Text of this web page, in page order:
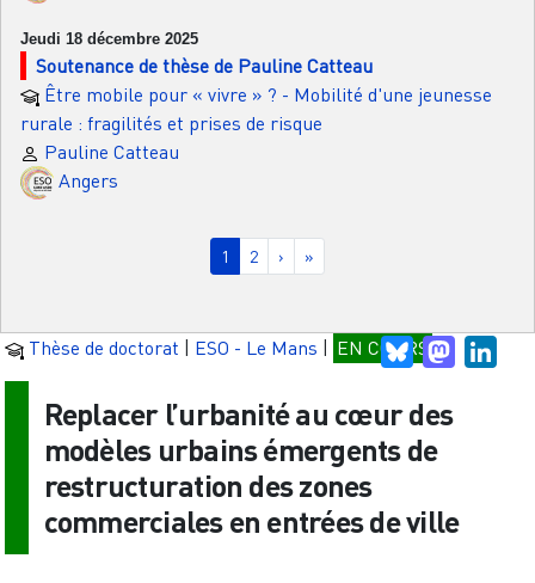
Jeudi 18 décembre 2025
Soutenance de thèse de Pauline Catteau
Être mobile pour « vivre » ? - Mobilité d'une jeunesse
rurale : fragilités et prises de risque
Pauline Catteau
Angers
Page courante
1 Page
2 Page suivante
› Dernière page
»
Thèse de doctorat | ESO - Le Mans | EN COURSBluesky
Replacer l’urbanité au cœur des
modèles urbains émergents de
restructuration des zones
commerciales en entrées de ville